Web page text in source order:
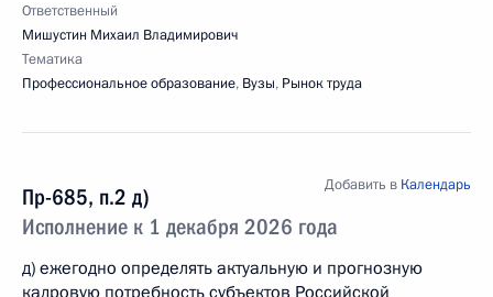
Ответственный
Мишустин Михаил Владимирович
Тематика
Профессиональное образование, Вузы, Рынок труда
Пр-685, п.2 д)
Исполнение к 1 декабря 2026 года
Добавить в Календарь
д) ежегодно определять актуальную и прогнозную